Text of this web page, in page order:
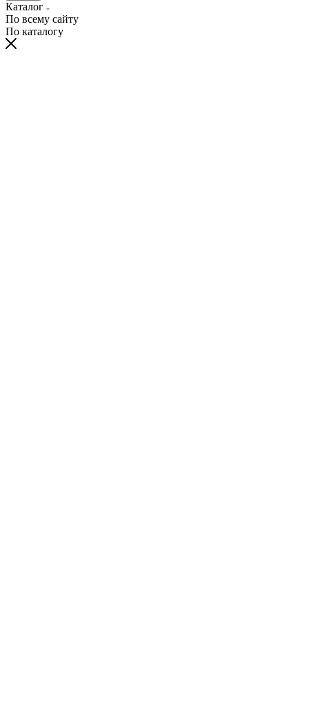
Каталог
По всему сайту
По каталогу